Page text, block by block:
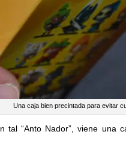
Una caja bien precintada para evitar
tal “Anto Nador”, viene una